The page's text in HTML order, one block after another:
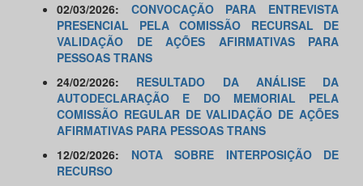
02/03/2026: CONVOCAÇÃO PARA ENTREVISTA
PRESENCIAL PELA COMISSÃO RECURSAL DE
VALIDAÇÃO DE AÇÕES AFIRMATIVAS PARA
PESSOAS TRANS
24/02/2026: RESULTADO DA ANÁLISE DA
AUTODECLARAÇÃO E DO MEMORIAL PELA
COMISSÃO REGULAR DE VALIDAÇÃO DE AÇÕES
AFIRMATIVAS PARA PESSOAS TRANS
12/02/2026: NOTA SOBRE INTERPOSIÇÃO DE
RECURSO